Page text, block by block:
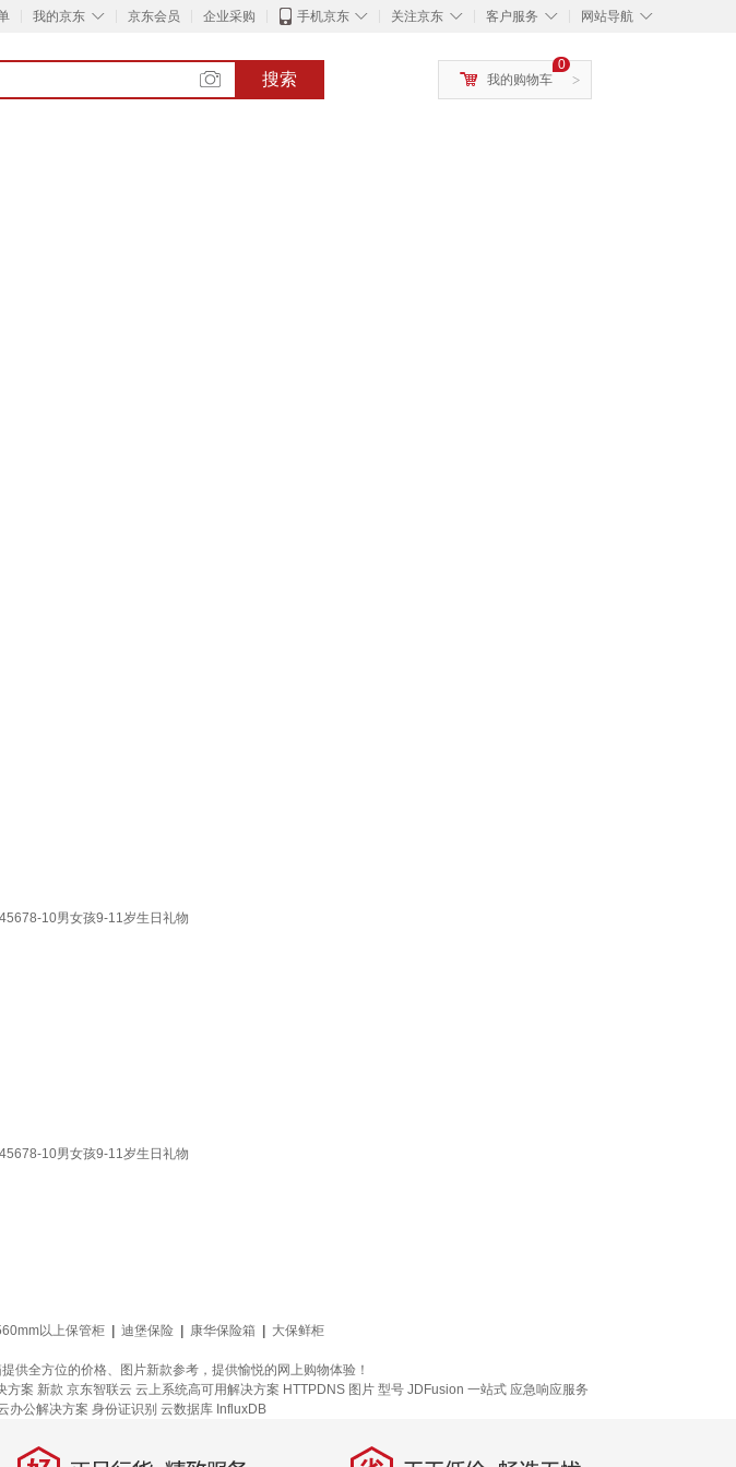
◇
我的京东 京东会员 企业采购 ◇
手机京东 ◇
关注京东 ◇
客户服务 ◇
网站导航
搜索 >
0
我的购物车
10男女孩9-11岁生日礼物
10男女孩9-11岁生日礼物
以上保管柜 迪堡保险 康华保险箱
大保鲜柜
供全方位的价格、图片新款参考，提供愉悦的网上购物体验！
方案 新款 京东智联云 云上系统高可用解决方案 HTTPDNS 图片 型号 JDFusion 一站式 应急响应服务
办公解决方案 身份证识别 云数据库 InfluxDB